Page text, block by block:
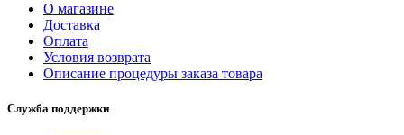
О магазине
Доставка
Оплата
Условия возврата
Описание процедуры заказа товара
Служба поддержки